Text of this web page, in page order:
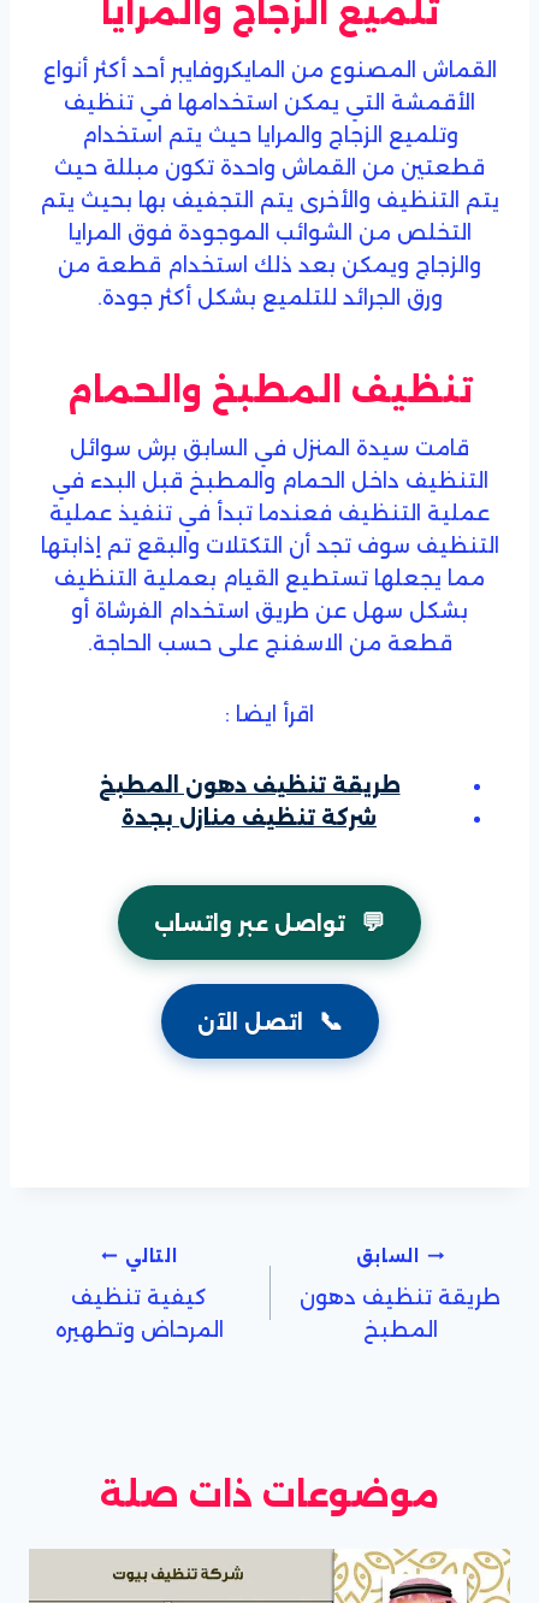
تلميع الزجاج والمرايا
القماش المصنوع من المايكروفايبر أحد أكثر أنواع
الأقمشة التي يمكن استخدامها في تنظيف
وتلميع الزجاج والمرايا حيث يتم استخدام
قطعتين من القماش واحدة تكون مبللة حيث
يتم التنظيف والأخرى يتم التجفيف بها بحيث يتم
التخلص من الشوائب الموجودة فوق المرايا
والزجاج ويمكن بعد ذلك استخدام قطعة من
ورق الجرائد للتلميع بشكل أكثر جودة.
تنظيف المطبخ والحمام
قامت سيدة المنزل في السابق برش سوائل
التنظيف داخل الحمام والمطبخ قبل البدء في
عملية التنظيف فعندما تبدأ في تنفيذ عملية
التنظيف سوف تجد أن التكتلات والبقع تم إذابتها
مما يجعلها تستطيع القيام بعملية التنظيف
بشكل سهل عن طريق استخدام الفرشاة أو
قطعة من الاسفنج على حسب الحاجة.
اقرأ ايضا :
طريقة تنظيف دهون المطبخ
شركة تنظيف منازل بجدة
💬 تواصل عبر واتساب
📞 اتصل الآن
تصفّح
المقالات
السابق
طريقة تنظيف دهون
المطبخ
التالي
كيفية تنظيف
المرحاض وتطهيره
موضوعات ذات صلة